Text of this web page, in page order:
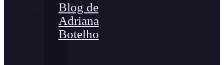
Blog de
Adriana
Botelho